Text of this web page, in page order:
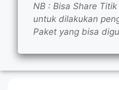
NB : Bisa Share
untuk dilakukan
Paket yang bisa